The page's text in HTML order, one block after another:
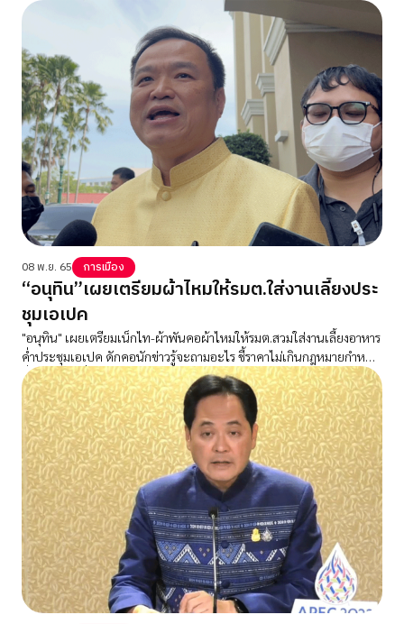
สภาไปแล้ว ชี้จำเป็นต้องมีกฎหมายเพื่อควบคุม
08 พ.ย. 65 การเมือง
“อนุทิน”เผยเตรียมผ้าไหมให้รมต.ใส่งานเลี้ยงประ
ชุมเอเปค
"อนุทิน" เผยเตรียมเน็กไท-ผ้าพันคอผ้าไหมให้รมต.สวมใส่งานเลี้ยงอาหาร
ค่ำประชุมเอเปค ดักคอนักข่าวรู้จะถามอะไร ชี้ราคาไม่เกินกฎหมายกำหนด
ลั่นติดตลกเดี๋ยวจะไปเก็บเงิน